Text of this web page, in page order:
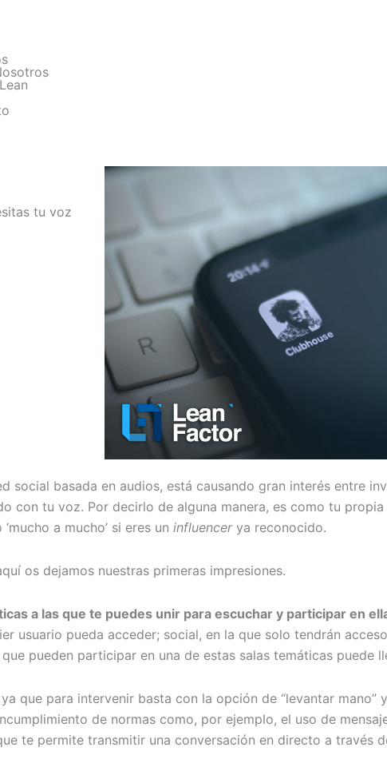
tu voz
social basada en audios, está causando gran interés entre
con tu voz. Por decirlo de alguna manera, es como tu
a mucho’ si eres un influencerya reconocido.
os dejamos nuestras primeras impresiones.
a las que te puedes unir para escuchar y participar en
usuario pueda acceder; social, en la que solo tendrán
pueden participar en una de estas salas temáticas puede
que para intervenir basta con la opción de “levantar mano”
de normas como, por ejemplo, el uso de
te permite transmitir una conversación en directo a través